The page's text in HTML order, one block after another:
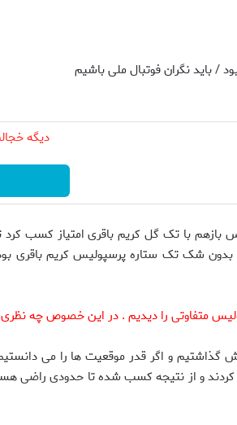
/ باید نگران فوتبال ملی باشیم
دیگه
بدون شک تک ستاره پرسپولیس کریم باقری
کردند و از نتیجه کسب شده تا حدودی راضی